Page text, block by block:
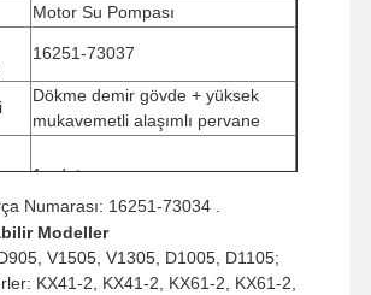
Motor Su Pompası
16251-73037
Dökme demir gövde + yüksek
mukavemetli alaşımlı pervane
1 adet
Western Union, T/T
Numarası: 16251-73034 .
Modeller
V1505, V1305, D1005, D1105;
KX41-2, KX41-2, KX61-2, KX61-2,